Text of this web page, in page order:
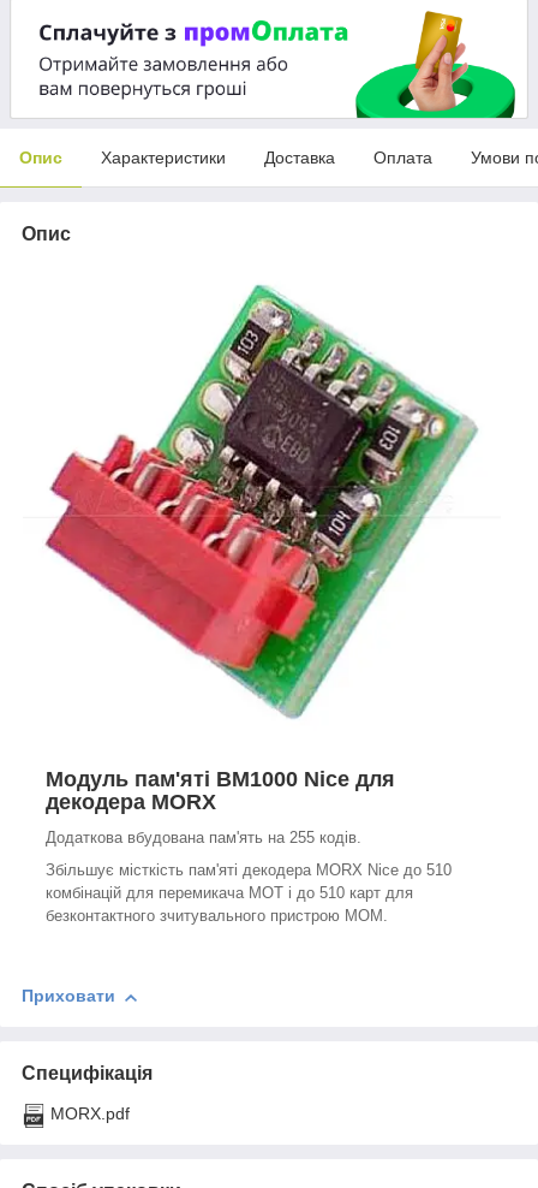
Опис Характеристики Доставка Оплата Умови
Опис
Модуль пам'яті BM1000 Nice для
декодера MORX
Додаткова вбудована пам'ять на 255 кодів.
Збільшує місткість пам'яті декодера MORX Nice до 510
комбінацій для перемикача MOT і до 510 карт для
безконтактного зчитувального пристрою MOM.
Приховати
Специфікація
MORX.pdf